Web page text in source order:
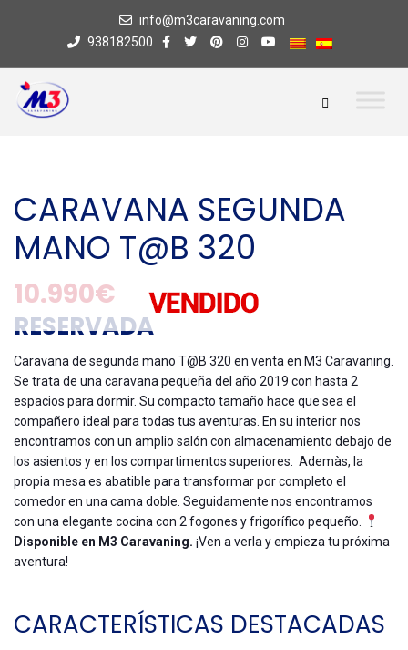
info@m3caravaning.com
938182500
CARAVANA SEGUNDA
MANO T@B 320
10.990€
RESERVADA
Caravana de segunda mano T@B 320 en venta en M3 Caravaning.
Se trata de una caravana pequeña del año 2019 con hasta 2
espacios para dormir. Su compacto tamaño hace que sea el
compañero ideal para todas tus aventuras. En su interior nos
encontramos con un amplio salón con almacenamiento debajo de
los asientos y en los compartimentos superiores. Ademàs, la
propia mesa es abatible para transformar por completo el
comedor en una cama doble. Seguidamente nos encontramos
con una elegante cocina con 2 fogones y frigorífico pequeño.
Disponible en M3 Caravaning. ¡Ven a verla y empieza tu próxima
aventura!
CARACTERÍSTICAS DESTACADAS